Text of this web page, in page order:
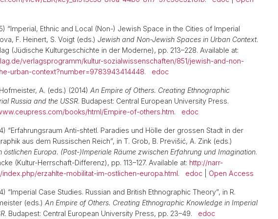
“Imperial, Ethnic and Local (Non-) Jewish Space in the Cities of Imperial
F. Heinert, S. Voigt (eds.) Jewish and Non-Jewish Spaces in Urban Context.
(Jüdische Kulturgeschichte in der Moderne), pp. 213–228. Available at:
verlagsprogramm/kultur-sozialwissenschaften/851/jewish-and-non-
urban-context?number=9783943414448. edoc
A. (eds.) (2014) An Empire of Others. Creating Ethnographic
Russia and the USSR. Budapest: Central European University Press.
books/html/Empire-of-others.htm. edoc
“Erfahrungsraum Anti-shtetl. Paradies und Hölle der grossen Stadt in der
aus dem Russischen Reich”, in T. Grob, B. Previšić, A. Zink (eds.)
östlichen Europa. (Post-)Imperiale Räume zwischen Erfahrung und Imagination.
(Kultur-Herrschaft-Differenz), pp. 113–127. Available at: http://narr-
erzahlte-mobilitat-im-ostlichen-europa.html. edoc Open Access
“Imperial Case Studies. Russian and British Ethnographic Theory”, in R.
(eds.) An Empire of Others. Creating Ethnographic Knowledge in Imperial
. Budapest: Central European University Press, pp. 23–49. edoc